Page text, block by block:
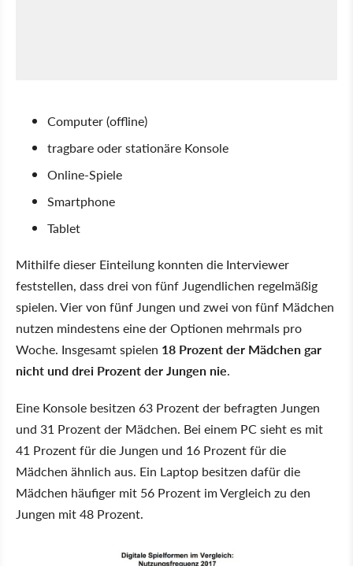
Computer (offline)
tragbare oder stationäre Konsole
Online-Spiele
Smartphone
Tablet
Mithilfe dieser Einteilung konnten die Interviewer
feststellen, dass drei von fünf Jugendlichen regelmäßig
spielen. Vier von fünf Jungen und zwei von fünf Mädchen
nutzen mindestens eine der Optionen mehrmals pro
Woche. Insgesamt spielen 18 Prozent der Mädchen gar
nicht und drei Prozent der Jungen nie.
Eine Konsole besitzen 63 Prozent der befragten Jungen
und 31 Prozent der Mädchen. Bei einem PC sieht es mit
41 Prozent für die Jungen und 16 Prozent für die
Mädchen ähnlich aus. Ein Laptop besitzen dafür die
Mädchen häufiger mit 56 Prozent im Vergleich zu den
Jungen mit 48 Prozent.